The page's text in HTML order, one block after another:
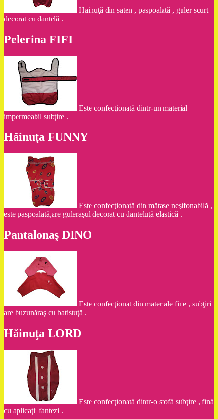
Hainuţă din saten , paspoalată , guler scurt
decorat cu dantelă .
Pelerina FIFI
Este confecţionată dintr-un material
impermeabil subţire .
Hăinuţa FUNNY
Este confecţionată din mătase neşifonabilă ,
este paspoalată,are guleraşul decorat cu danteluţă elastică .
Pantalonaş DINO
Este confecţionat din materiale fine , subţiri
are buzunăraş cu batistuţă .
Hăinuţa LORD
Este confecţionată dintr-o stofă subţire , fină
cu aplicaţii fantezi .